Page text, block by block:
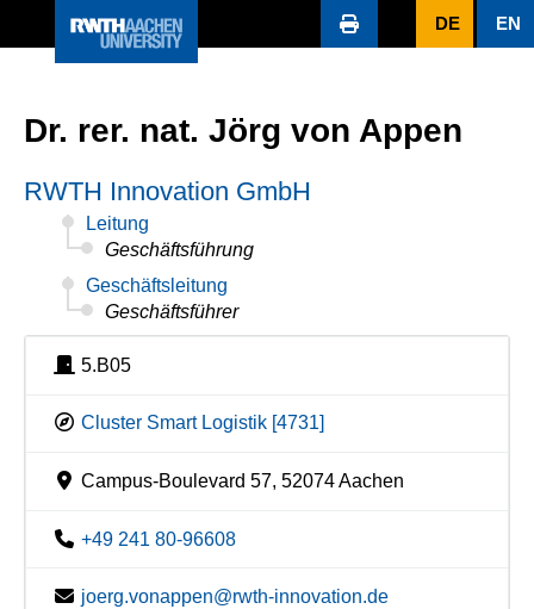
DE EN
Dr. rer. nat. Jörg von Appen
RWTH Innovation GmbH
Leitung
Geschäftsführung
Geschäftsleitung
Geschäftsführer
5.B05
Cluster Smart Logistik [4731]
Campus-Boulevard 57, 52074 Aachen
+49 241 80-96608
joerg.vonappen@rwth-innovation.de